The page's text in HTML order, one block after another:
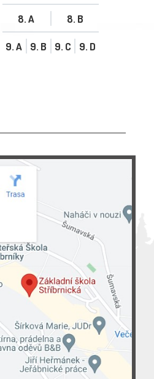
8. A 8. B
9. A 9. B 9. C 9. D